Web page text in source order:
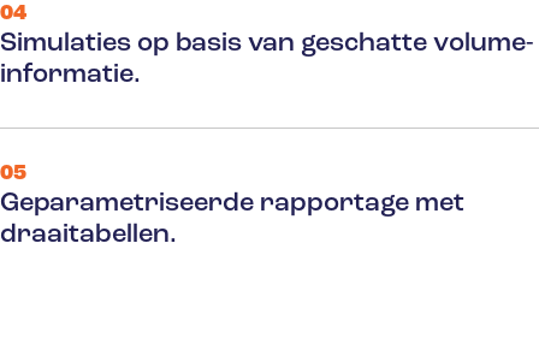
04
Simulaties op basis van geschatte volume-
informatie.
05
Geparametriseerde rapportage met
draaitabellen.